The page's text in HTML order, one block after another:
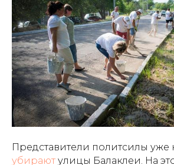
Представители политсилы уже
убирают улицы Балаклеи. На